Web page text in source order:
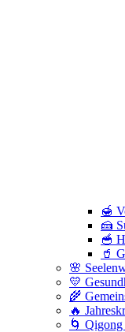
🍯
🍰
🥣
🥤
🌸
💛
🌾
🔥
🌀